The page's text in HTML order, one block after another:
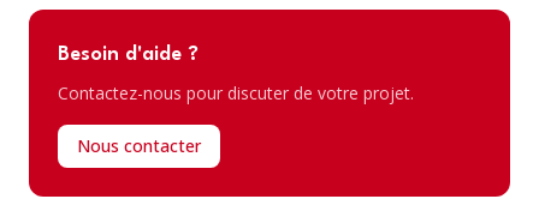
Besoin d'aide ?
Contactez-nous pour discuter de votre projet.
Nous contacter